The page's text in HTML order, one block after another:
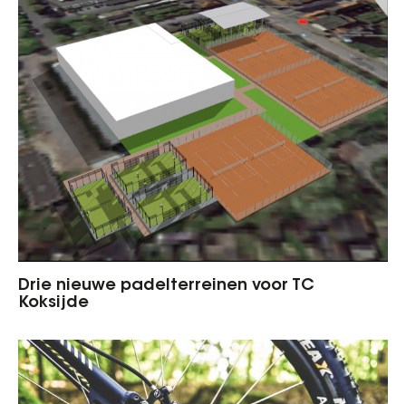
Drie nieuwe padelterreinen voor TC
Koksijde